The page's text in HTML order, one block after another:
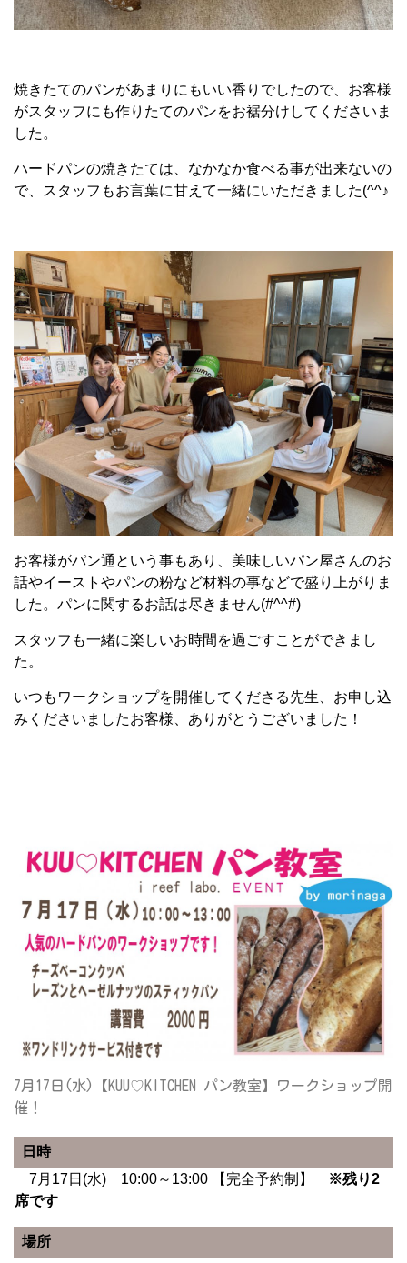
焼きたてのパンがあまりにもいい香りでしたので、お客様
がスタッフにも作りたてのパンをお裾分けしてくださいま
した。
ハードパンの焼きたては、なかなか食べる事が出来ないの
で、スタッフもお言葉に甘えて一緒にいただきました(^^♪
お客様がパン通という事もあり、美味しいパン屋さんのお
話やイーストやパンの粉など材料の事などで盛り上がりま
した。パンに関するお話は尽きません(#^^#)
スタッフも一緒に楽しいお時間を過ごすことができまし
た。
いつもワークショップを開催してくださる先生、お申し込
みくださいましたお客様、ありがとうございました！
7月17日(水)【KUU♡KITCHEN パン教室】ワークショップ開
催！
日時
7月17日(水) 10:00～13:00 【完全予約制】
※残り2
席です
場所